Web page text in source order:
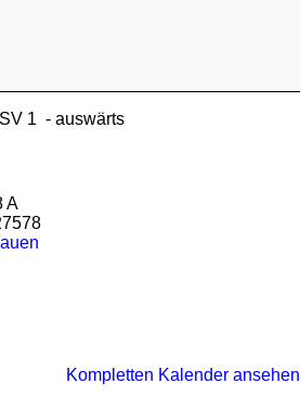
1 - auswärts
A
Kompletten Kalender ansehen